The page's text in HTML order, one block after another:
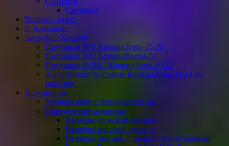
Скатерти
Вопрос - ответ
О Компании
Заказ В/О Крокид
Предзаказ В/О КрокидЗима-25/26
Предзаказ В/О КрокидВесна-24
Предзаказ ФЛИС КрокидЗима-20/21
Ассортимент поставок КрокидЗима-23/24 по
партиям
Полезности
Условия акции Черная пятница
Определение размеров
Размеры мужской одежды
Размеры женской одежды
Размеры детской и подростковой одежды